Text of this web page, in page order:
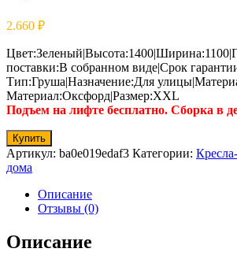
2.660 ₽
поставки:В собранном виде|Срок
Тип:Груша|Назначение:Для
Материал:Оксфорд|Размер:XXL
Подъем на лифте бесплатно. Сборка в
Купить
Артикул: ba0e019edaf3 Категории:
дома
Описание
Отзывы (0)
Описание